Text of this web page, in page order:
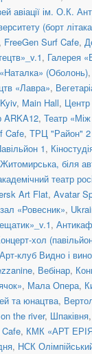
авіації ім. О.К.
(борт
, FreeGen Surf Cafe,
, Галерея
(Оболонь),
«Лавра»,
, Main Hall,
ARKA12, Театр
Cafe, ТРЦ "Район" 2
1,
біля
театр
Art Flat, Avatar
«Ровесник»,
,
хол
Арт-клуб Видно і вино
, Вебінар,
, Мала Опера,
та юнацтва,
the river, Шпаківня,
, КМК «АРТ
, НСК